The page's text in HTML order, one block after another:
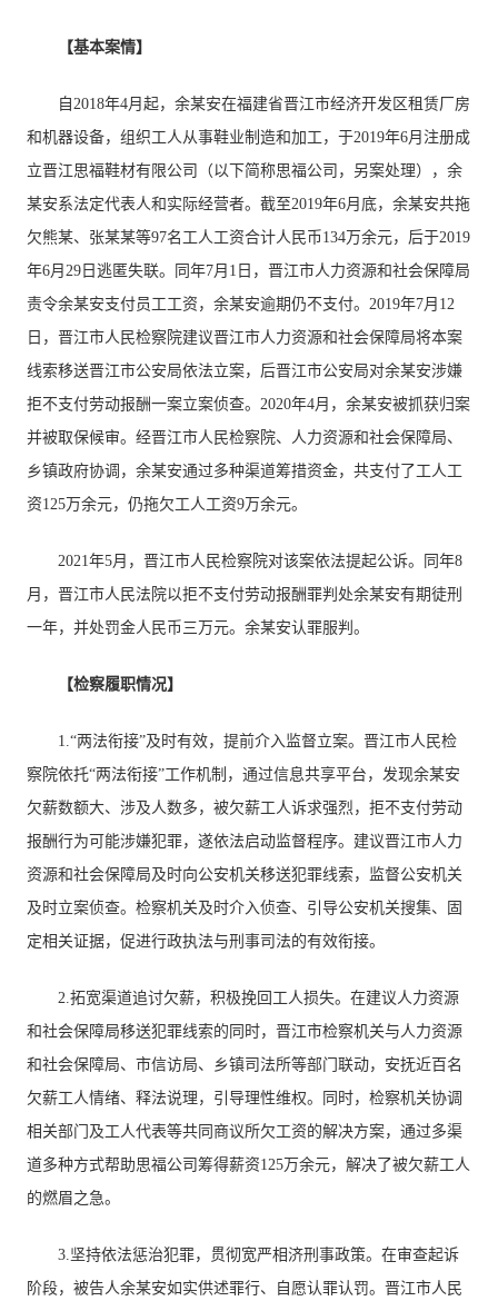
【基本案情】
自2018年4月起，余某安在福建省晋江市经济开发区租赁厂房
和机器设备，组织工人从事鞋业制造和加工，于2019年6月注册成
立晋江思福鞋材有限公司（以下简称思福公司，另案处理），余
某安系法定代表人和实际经营者。截至2019年6月底，余某安共拖
欠熊某、张某某等97名工人工资合计人民币134万余元，后于2019
年6月29日逃匿失联。同年7月1日，晋江市人力资源和社会保障局
责令余某安支付员工工资，余某安逾期仍不支付。2019年7月12
日，晋江市人民检察院建议晋江市人力资源和社会保障局将本案
线索移送晋江市公安局依法立案，后晋江市公安局对余某安涉嫌
拒不支付劳动报酬一案立案侦查。2020年4月，余某安被抓获归案
并被取保候审。经晋江市人民检察院、人力资源和社会保障局、
乡镇政府协调，余某安通过多种渠道筹措资金，共支付了工人工
资125万余元，仍拖欠工人工资9万余元。
2021年5月，晋江市人民检察院对该案依法提起公诉。同年8
月，晋江市人民法院以拒不支付劳动报酬罪判处余某安有期徒刑
一年，并处罚金人民币三万元。余某安认罪服判。
【检察履职情况】
1.“两法衔接”及时有效，提前介入监督立案。晋江市人民检
察院依托“两法衔接”工作机制，通过信息共享平台，发现余某安
欠薪数额大、涉及人数多，被欠薪工人诉求强烈，拒不支付劳动
报酬行为可能涉嫌犯罪，遂依法启动监督程序。建议晋江市人力
资源和社会保障局及时向公安机关移送犯罪线索，监督公安机关
及时立案侦查。检察机关及时介入侦查、引导公安机关搜集、固
定相关证据，促进行政执法与刑事司法的有效衔接。
2.拓宽渠道追讨欠薪，积极挽回工人损失。在建议人力资源
和社会保障局移送犯罪线索的同时，晋江市检察机关与人力资源
和社会保障局、市信访局、乡镇司法所等部门联动，安抚近百名
欠薪工人情绪、释法说理，引导理性维权。同时，检察机关协调
相关部门及工人代表等共同商议所欠工资的解决方案，通过多渠
道多种方式帮助思福公司筹得薪资125万余元，解决了被欠薪工人
的燃眉之急。
3.坚持依法惩治犯罪，贯彻宽严相济刑事政策。在审查起诉
阶段，被告人余某安如实供述罪行、自愿认罪认罚。晋江市人民